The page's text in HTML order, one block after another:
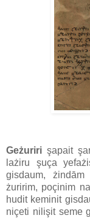
Geżuriri şapait
lażiru şuça
gisdaum,
żuririm, poçinim
hudit keminit
niçeti nilişit seme